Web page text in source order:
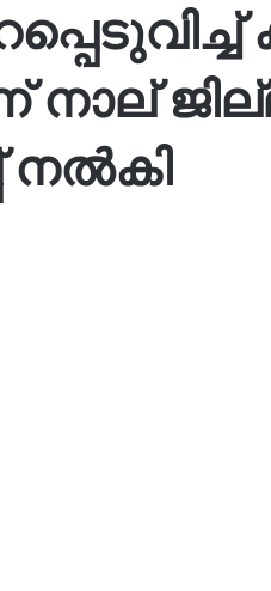
നാല്
നൽകി